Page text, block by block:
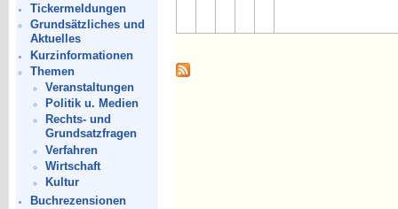
Tickermeldungen
Grundsätzliches und
Aktuelles
Kurzinformationen
Themen
Veranstaltungen
Politik u. Medien
Rechts- und
Grundsatzfragen
Verfahren
Wirtschaft
Kultur
Buchrezensionen